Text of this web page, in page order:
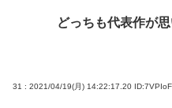
どっちも代表作が
31 : 2021/04/19(月) 14:22:17.20